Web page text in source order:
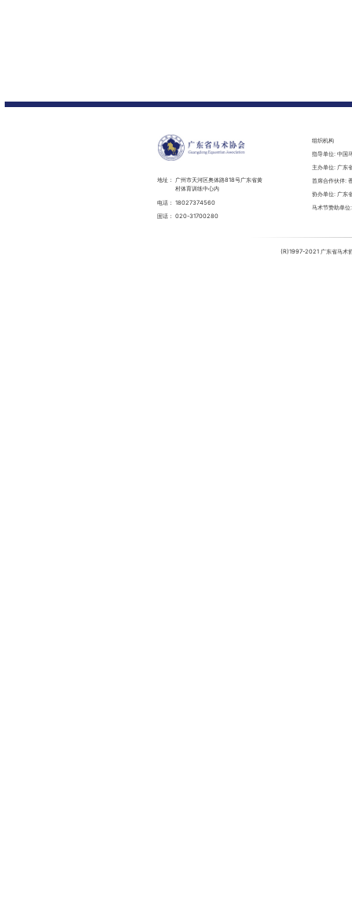
地址：
广州市天河区奥体路818号广东省黄
村体育训练中心内
电话： 18027374560
固话： 020-31700280
组织机构
指导单位: 中国
主办单位: 广东
首席合作伙伴:
协办单位: 广东
马术节赞助单
(R)1997-2021 广东省马术